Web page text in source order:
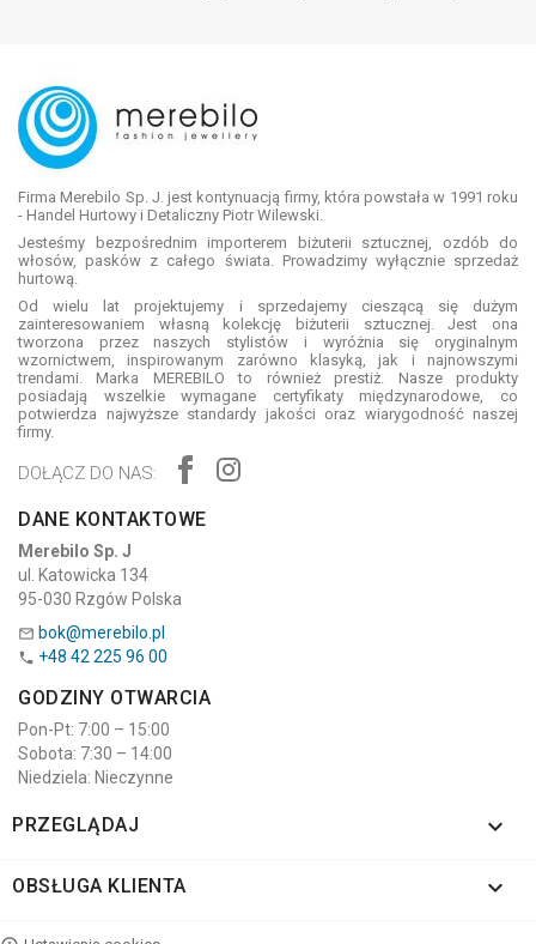
Firma Merebilo Sp. J. jest kontynuacją firmy, która powstała w 1991 roku
- Handel Hurtowy i Detaliczny Piotr Wilewski.
Jesteśmy bezpośrednim importerem biżuterii sztucznej, ozdób do
włosów, pasków z całego świata. Prowadzimy wyłącznie sprzedaż
hurtową.
Od wielu lat projektujemy i sprzedajemy cieszącą się dużym
zainteresowaniem własną kolekcję biżuterii sztucznej. Jest ona
tworzona przez naszych stylistów i wyróżnia się oryginalnym
wzornictwem, inspirowanym zarówno klasyką, jak i najnowszymi
trendami. Marka MEREBILO to również prestiż. Nasze produkty
posiadają wszelkie wymagane certyfikaty międzynarodowe, co
potwierdza najwyższe standardy jakości oraz wiarygodność naszej
firmy.
DOŁĄCZ DO NAS:
DANE KONTAKTOWE
Merebilo Sp. J
ul. Katowicka 134
95-030 Rzgów Polska
 bok@merebilo.pl
 +48 42 225 96 00
GODZINY OTWARCIA
Pon-Pt: 7:00 – 15:00
Sobota: 7:30 – 14:00
Niedziela: Nieczynne
PRZEGLĄDAJ 
OBSŁUGA KLIENTA 